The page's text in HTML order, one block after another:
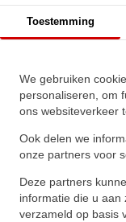
Toestemming
We gebruiken
personaliseren, om
ons websiteverkeer
Ook delen we
onze partners voor
Deze partners
informatie die u aan
verzameld op basis